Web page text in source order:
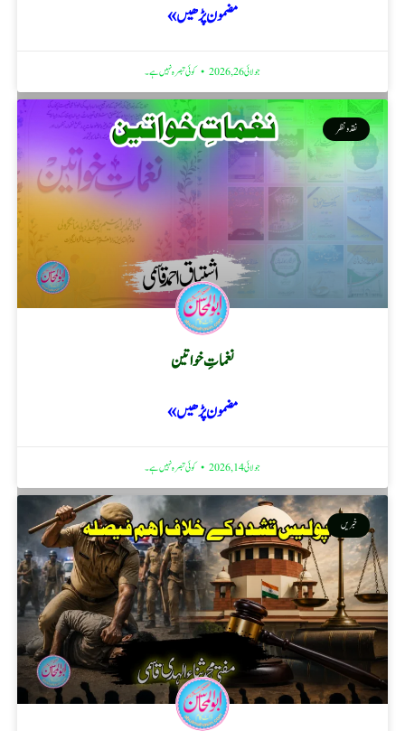
مضمون پڑھیں »
جولائی 26, 2026 کوئی تبصرہ نہیں ہے۔
نقد ونظر
نغماتِ خواتین
مضمون پڑھیں »
جولائی 14, 2026 کوئی تبصرہ نہیں ہے۔
خبریں